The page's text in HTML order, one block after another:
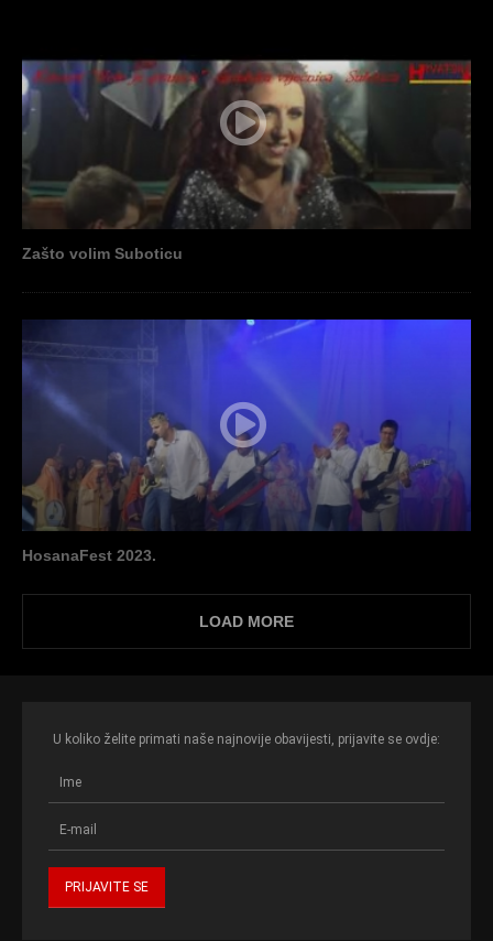
Zašto volim Suboticu
HosanaFest 2023.
LOAD MORE
U koliko želite primati naše najnovije obavijesti, prijavite se ovdje: